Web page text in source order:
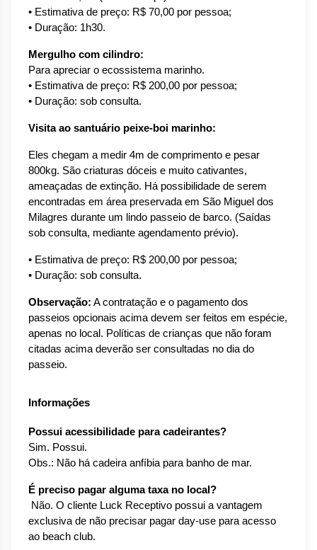
• Estimativa de preço: R$ 70,00 por pessoa;
• Duração: 1h30.
Mergulho com cilindro:
Para apreciar o ecossistema marinho.
• Estimativa de preço: R$ 200,00 por pessoa;
• Duração: sob consulta.
Visita ao santuário peixe-boi marinho:
Eles chegam a medir 4m de comprimento e pesar
800kg. São criaturas dóceis e muito cativantes,
ameaçadas de extinção. Há possibilidade de serem
encontradas em área preservada em São Miguel dos
Milagres durante um lindo passeio de barco. (Saídas
sob consulta, mediante agendamento prévio).
• Estimativa de preço: R$ 200,00 por pessoa;
• Duração: sob consulta.
Observação: A contratação e o pagamento dos
passeios opcionais acima devem ser feitos em espécie,
apenas no local. Políticas de crianças que não foram
citadas acima deverão ser consultadas no dia do
passeio.
Informações
Possui acessibilidade para cadeirantes?
Sim. Possui.
Obs.: Não há cadeira anfíbia para banho de mar.
É preciso pagar alguma taxa no local?
exclusiva de não precisar pagar day-use para acesso
ao beach club.